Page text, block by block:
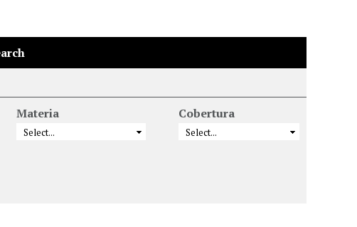
Materia Cobertura